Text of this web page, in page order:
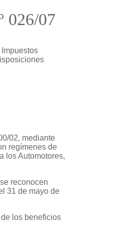
026/07
02, mediante
regímenes de
los Automotores,
reconocen
31 de mayo de
los beneficios